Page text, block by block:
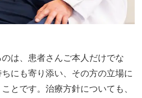
は、患者さんご本人だけでな
にも寄り添い、その方の立場に
とです。治療方針についても、